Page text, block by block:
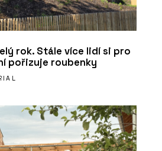
rok. Stále více lidí si pro
pořizuje roubenky